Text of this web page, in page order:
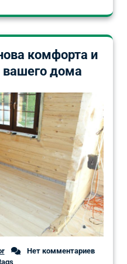
комфорта и
вашего дома
Нет комментариев